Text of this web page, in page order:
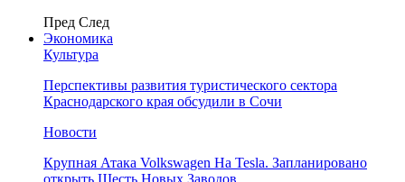
Пред След
Экономика
Культура
Перспективы развития туристического сектора
Краснодарского края обсудили в Сочи
Новости
Крупная Атака Volkswagen На Tesla. Запланировано
открыть Шесть Новых Заводов